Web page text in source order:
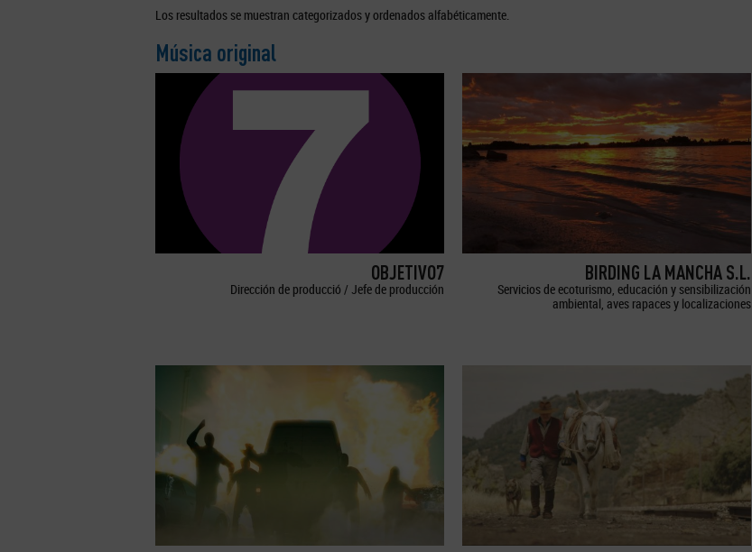
Los resultados se muestran categorizados y ordenados alfabéticamente.
Música original
OBJETIVO7
Dirección de producció / Jefe de producción
BIRDING LA MANCHA S.L.
Servicios de ecoturismo, educación y sensibilización
ambiental, aves rapaces y localizaciones